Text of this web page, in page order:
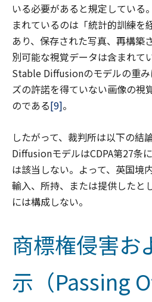
いる必要があると規定している
まれているのは「統計的訓練を
あり、保存された写真、再構築
別可能な視覚データは含まれて
Stable Diffusionのモデルの重
ズの許諾を得ていない画像の視
のである[9]。
したがって、裁判所は以下の結
DiffusionモデルはCDPA第27条
は該当しない。よって、英国境
輸入、所持、または提供したと
には構成しない。
商標権侵害お
示（Passing